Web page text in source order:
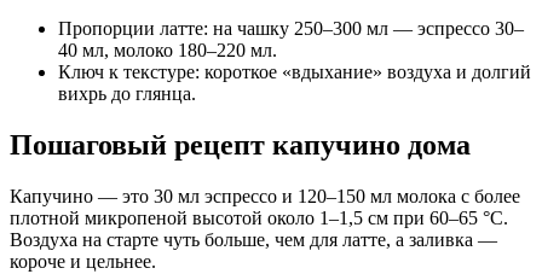
Пропорции латте: на чашку 250–300 мл — эспрессо 30–
40 мл, молоко 180–220 мл.
Ключ к текстуре: короткое «вдыхание» воздуха и долгий
вихрь до глянца.
Пошаговый рецепт капучино дома
Капучино — это 30 мл эспрессо и 120–150 мл молока с более
плотной микропеной высотой около 1–1,5 см при 60–65 °C.
Воздуха на старте чуть больше, чем для латте, а заливка —
короче и цельнее.